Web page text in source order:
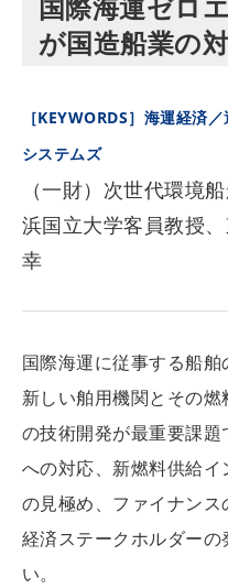
が国造船業の
［KEYWORDS］海運経済
システムズ
（一財）次世代環境
浜国立大学客員教授
幸
国際海運に従事する船舶
新しい舶用機関とその
の技術開発が最重要課
への対応、新燃料供給
の見極め、ファイナン
経済ステークホルダー
い。